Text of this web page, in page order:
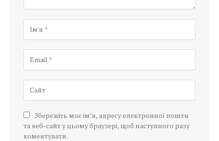
Збережіть моє ім’я, адресу електронної пошти
та веб-сайт у цьому браузері, щоб наступного разу
коментувати.